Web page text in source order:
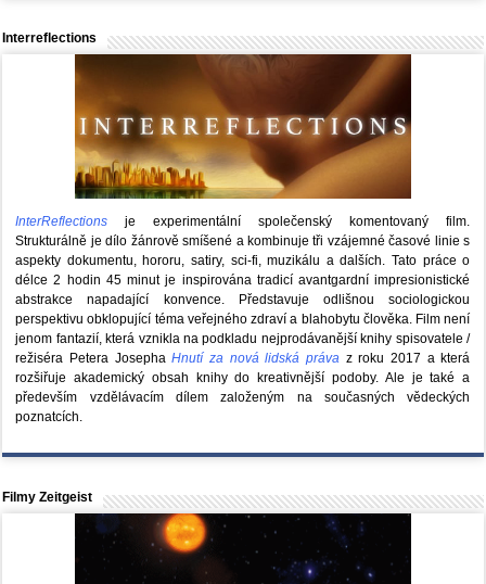
Interreflections
InterReflections je experimentální společenský komentovaný film.
Strukturálně je dílo žánrově smíšené a kombinuje tři vzájemné časové linie s
aspekty dokumentu, hororu, satiry, sci-fi, muzikálu a dalších. Tato práce o
délce 2 hodin 45 minut je inspirována tradicí avantgardní impresionistické
abstrakce napadající konvence. Představuje odlišnou sociologickou
perspektivu obklopující téma veřejného zdraví a blahobytu člověka. Film není
jenom fantazií, která vznikla na podkladu nejprodávanější knihy spisovatele /
režiséra Petera JosephaHnutí za nová lidská právaz roku 2017 a která
rozšiřuje akademický obsah knihy do kreativnější podoby. Ale je také a
především vzdělávacím dílem založeným na současných vědeckých
poznatcích.
Filmy Zeitgeist